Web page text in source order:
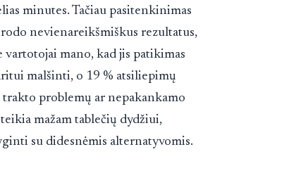
minutes. Tačiau pasitenkinimas
nevienareikšmiškus rezultatus,
mano, kad jis patikimas
malšinti, o 19 % atsiliepimų
problemų ar nepakankamo
mažam tablečių dydžiui,
su didesnėmis alternatyvomis.